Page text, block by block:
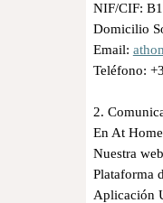
NIF/CIF:
Domicilio
Email:
Teléfono:
2.
En At
Nuestra
Plataforma
Aplicación